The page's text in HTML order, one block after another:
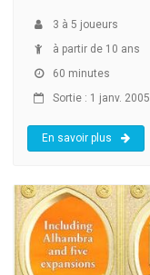
3 à 5 joueurs
à partir de 10 ans
60 minutes
Sortie : 1 janv. 2005
En savoir plus